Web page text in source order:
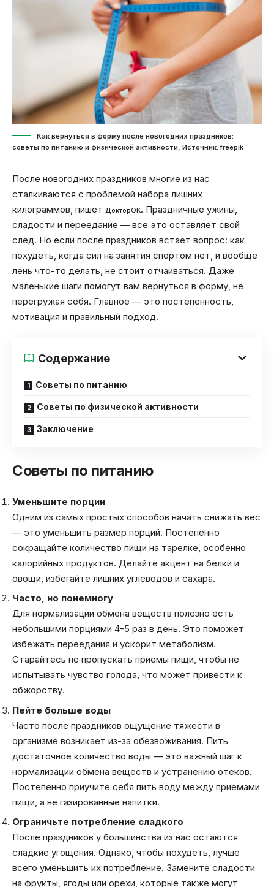
Как вернуться в форму после новогодних праздников:
советы по питанию и физической активности, Источник: freepik
После новогодних праздников многие из нас
сталкиваются с проблемой набора лишних
килограммов, пишет ДокторОК. Праздничные ужины,
сладости и переедание — все это оставляет свой
след. Но если после праздников встает вопрос: как
похудеть, когда сил на занятия спортом нет, и вообще
лень что-то делать, не стоит отчаиваться. Даже
маленькие шаги помогут вам вернуться в форму, не
перегружая себя. Главное — это постепенность,
мотивация и правильный подход.
Содержание
Советы по питанию
Советы по физической активности
Заключение
Советы по питанию
Уменьшите порции
Одним из самых простых способов начать снижать вес
— это уменьшить размер порций. Постепенно
сокращайте количество пищи на тарелке, особенно
калорийных продуктов. Делайте акцент на белки и
овощи, избегайте лишних углеводов и сахара.
Часто, но понемногу
Для нормализации обмена веществ полезно есть
небольшими порциями 4-5 раз в день. Это поможет
избежать переедания и ускорит метаболизм.
Старайтесь не пропускать приемы пищи, чтобы не
испытывать чувство голода, что может привести к
обжорству.
Пейте больше воды
Часто после праздников ощущение тяжести в
организме возникает из-за обезвоживания. Пить
достаточное количество воды — это важный шаг к
нормализации обмена веществ и устранению отеков.
Постепенно приучите себя пить воду между приемами
пищи, а не газированные напитки.
Ограничьте потребление сладкого
После праздников у большинства из нас остаются
сладкие угощения. Однако, чтобы похудеть, лучше
всего уменьшить их потребление. Замените сладости
на фрукты, ягоды или орехи, которые также могут